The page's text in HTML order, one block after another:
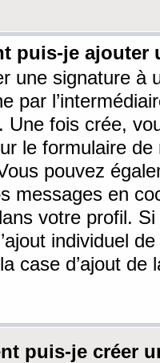
puis-je ajouter
une signature à
par
Une fois crée,
le formulaire de
pouvez
messages en
votre profil.
individuel
case d’ajout
puis-je créer